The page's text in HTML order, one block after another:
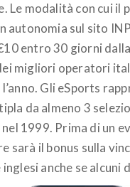
Le modalità con cui
autonomia sul sito
entro 30 giorni
migliori operatori
Gli eSports
da almeno 3
1999. Prima di un
sarà il bonus sulla
anche se